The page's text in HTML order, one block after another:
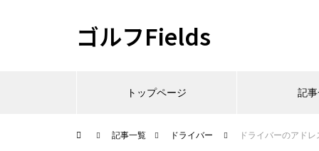
ゴルフFields
トップページ 記
記事一覧 ドライバー ドライバーのアド